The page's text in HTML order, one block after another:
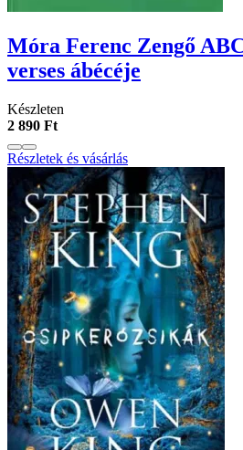
Móra Ferenc Zengő
verses ábécéje
Készleten
2 890 Ft
Részletek és vásárlás